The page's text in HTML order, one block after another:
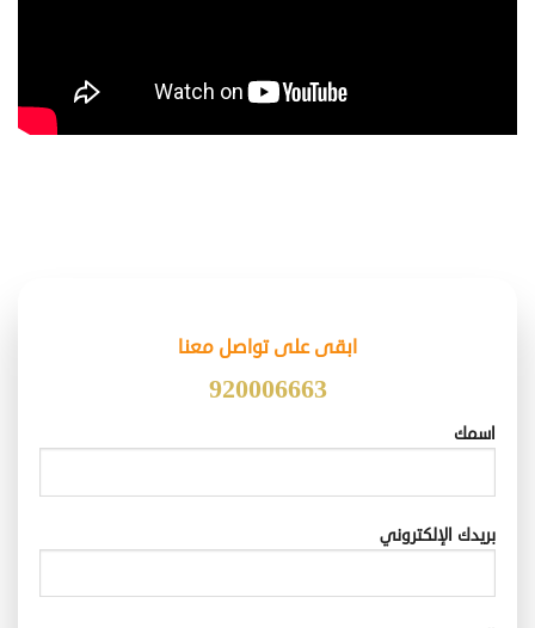
ابقى على تواصل معنا
920006663
اسمك
بريدك الإلكتروني